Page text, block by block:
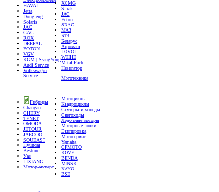
Jetta
Dongfeng
Solaris
JAC
GAC
ROX
DEEPAL
FOTON
VGV
KGM | SsangYong
Audi Service
Volkswagen
Service
Changan
CHERY
TENET
OMODA
JETOUR
JAECOO
SOUEAST
Hyundai
Bestune
Уаз
LIXIANG
Мотор-эксперт
JAC
Foton
SDAC
МАЗ
БТЗ
Беларус
Агромаш
LOVOL
WEIHE
Metal-Fach
Навигатор
Мототехника
Квадроциклы
Скутеры и мопеды
Снегоходы
Лодочные моторы
Моторные лодки
Экипировка
Мотосервис
Yamaha
CFMOTO
KOVE
BENDA
MINSK
KAYO
BSE